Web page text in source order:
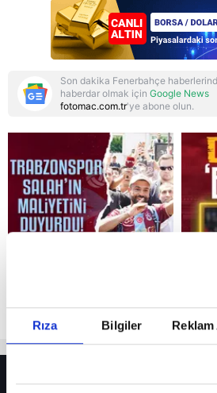
Rıza Bilgiler Reklam
Reddet
Son dakika Fenerbahçe
haberdar olmak için Google News
fotomac.com.tr'ye abone olun.